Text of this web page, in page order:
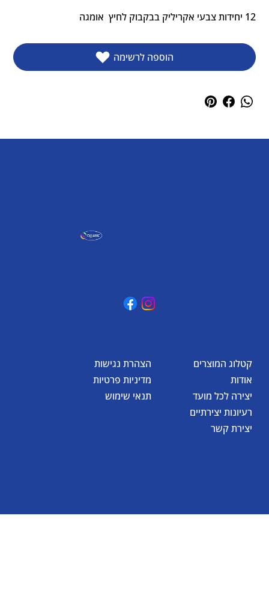
12 יחידות צבעי אקריליק בבקבוק לחיץ  אומגה
הוספה לרשימה
הצהרת נגישות
מדיניות פרטיות
תנאי שימוש
קטלוג המוצרים
אודות
יצירה לכל מועד
רעיונות יצירתיים
יצירת קשר